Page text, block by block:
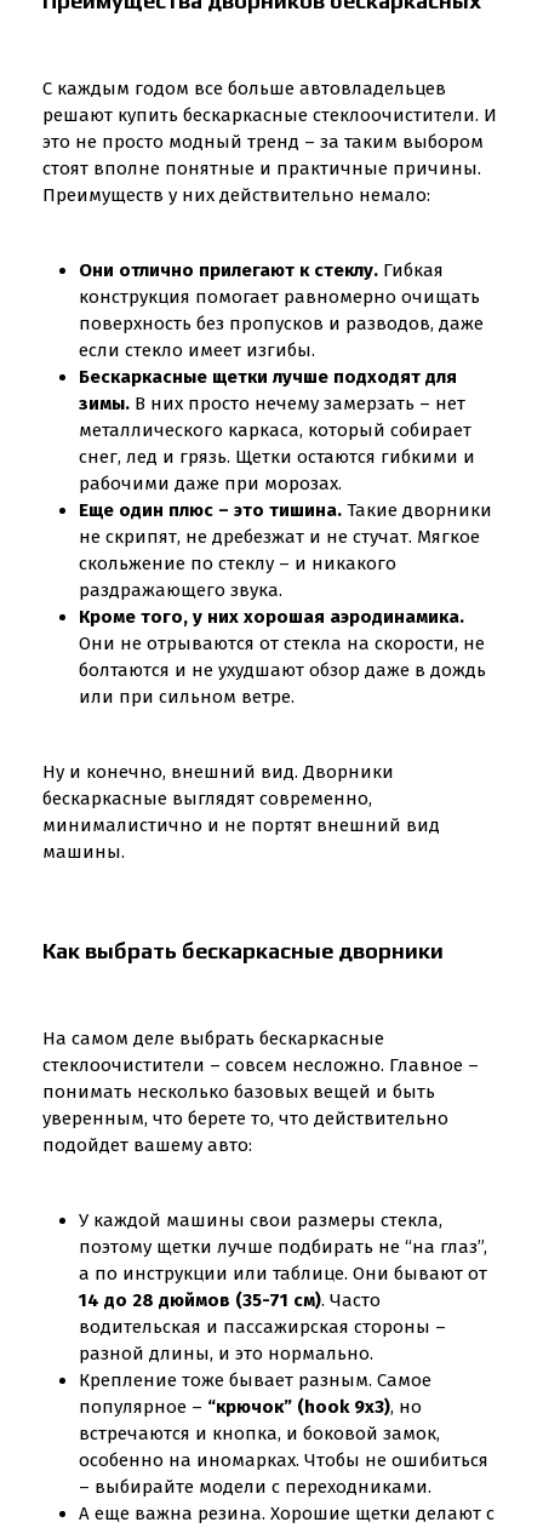
С каждым годом все больше автовладельцев
решают купить бескаркасные стеклоочистители. И
это не просто модный тренд – за таким выбором
стоят вполне понятные и практичные причины.
Преимуществ у них действительно немало:
Они отлично прилегают к стеклу. Гибкая
конструкция помогает равномерно очищать
поверхность без пропусков и разводов, даже
если стекло имеет изгибы.
Бескаркасные щетки лучше подходят для
зимы. В них просто нечему замерзать – нет
металлического каркаса, который собирает
снег, лед и грязь. Щетки остаются гибкими и
рабочими даже при морозах.
Еще один плюс – это тишина. Такие дворники
не скрипят, не дребезжат и не стучат. Мягкое
скольжение по стеклу – и никакого
раздражающего звука.
Кроме того, у них хорошая аэродинамика.
Они не отрываются от стекла на скорости, не
болтаются и не ухудшают обзор даже в дождь
или при сильном ветре.
Ну и конечно, внешний вид. Дворники
бескаркасные выглядят современно,
минималистично и не портят внешний вид
машины.
Как выбрать бескаркасные дворники
На самом деле выбрать бескаркасные
стеклоочистители – совсем несложно. Главное –
понимать несколько базовых вещей и быть
уверенным, что берете то, что действительно
подойдет вашему авто:
У каждой машины свои размеры стекла,
поэтому щетки лучше подбирать не “на глаз”,
а по инструкции или таблице. Они бывают от
14 до 28 дюймов (35-71 см). Часто
водительская и пассажирская стороны –
разной длины, и это нормально.
Крепление тоже бывает разным. Самое
популярное – “крючок” (hook 9x3), но
встречаются и кнопка, и боковой замок,
особенно на иномарках. Чтобы не ошибиться
– выбирайте модели с переходниками.
А еще важна резина. Хорошие щетки делают с